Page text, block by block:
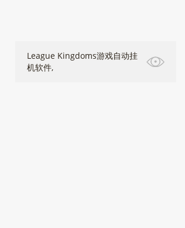
League Kingdoms游戏自动挂
机软件,